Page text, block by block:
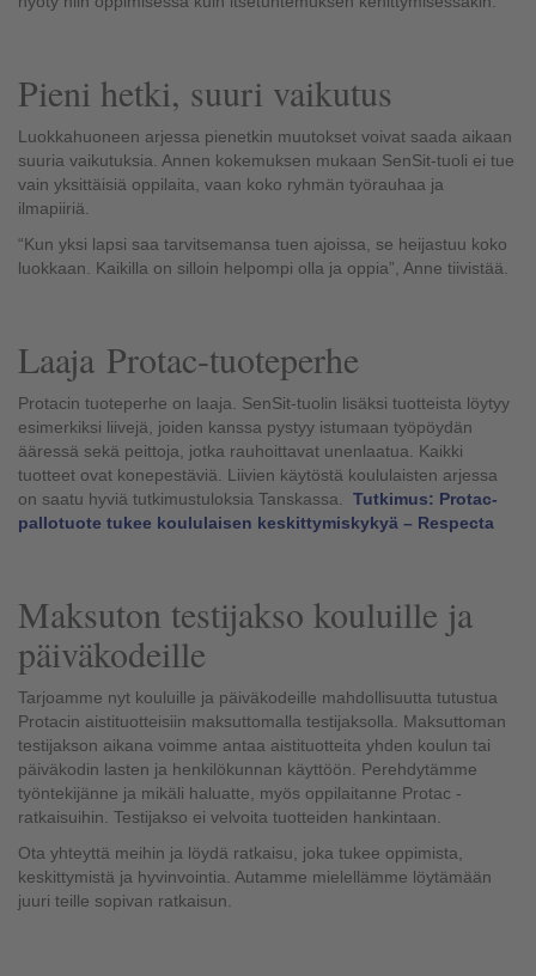
Pieni hetki, suuri vaikutus
Luokkahuoneen arjessa pienetkin muutokset voivat saada aikaan
suuria vaikutuksia. Annen kokemuksen mukaan SenSit-tuoli ei tue
vain yksittäisiä oppilaita, vaan koko ryhmän työrauhaa ja
ilmapiiriä.
“Kun yksi lapsi saa tarvitsemansa tuen ajoissa, se heijastuu koko
luokkaan. Kaikilla on silloin helpompi olla ja oppia”, Anne tiivistää.
Laaja Protac-tuoteperhe
Protacin tuoteperhe on laaja. SenSit-tuolin lisäksi tuotteista löytyy
esimerkiksi liivejä, joiden kanssa pystyy istumaan työpöydän
ääressä sekä peittoja, jotka rauhoittavat unenlaatua. Kaikki
tuotteet ovat konepestäviä. Liivien käytöstä koululaisten arjessa
on saatu hyviä tutkimustuloksia Tanskassa.
Tutkimus: Protac-
pallotuote tukee koululaisen keskittymiskykyä – Respecta
Maksuton testijakso kouluille ja
päiväkodeille
Tarjoamme nyt kouluille ja päiväkodeille mahdollisuutta tutustua
Protacin aistituotteisiin maksuttomalla testijaksolla. Maksuttoman
testijakson aikana voimme antaa aistituotteita yhden koulun tai
päiväkodin lasten ja henkilökunnan käyttöön. Perehdytämme
työntekijänne ja mikäli haluatte, myös oppilaitanne Protac -
ratkaisuihin. Testijakso ei velvoita tuotteiden hankintaan.
Ota yhteyttä meihin ja löydä ratkaisu, joka tukee oppimista,
keskittymistä ja hyvinvointia. Autamme mielellämme löytämään
juuri teille sopivan ratkaisun.